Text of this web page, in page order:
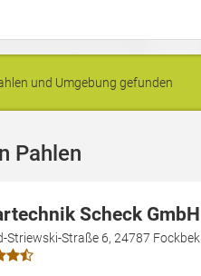
und Umgebung gefunden
Pahlen
Scheck GmbH
Striewski-Straße 6, 24787 Fockbek